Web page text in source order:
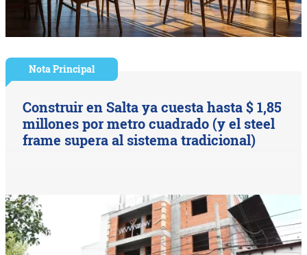
Nota Principal
Construir en Salta ya cuesta hasta $ 1,85
millones por metro cuadrado (y el steel
frame supera al sistema tradicional)